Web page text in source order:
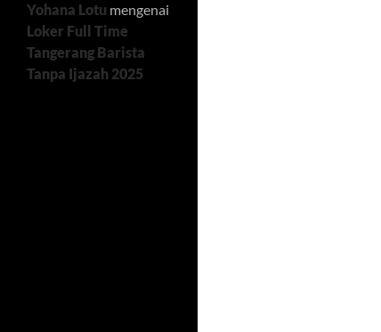
Yohana Lotu mengenai
Loker Full Time
Tangerang Barista
Tanpa Ijazah 2025